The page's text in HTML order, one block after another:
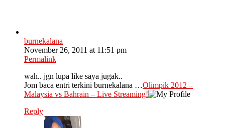
burnekalana
November 26, 2011 at 11:51 pm
Permalink
wah.. jgn lupa like saya jugak..
Jom baca entri terkini burnekalana …Olimpik 2012 –
Malaysia vs Bahrain – Live Streaming!
Reply